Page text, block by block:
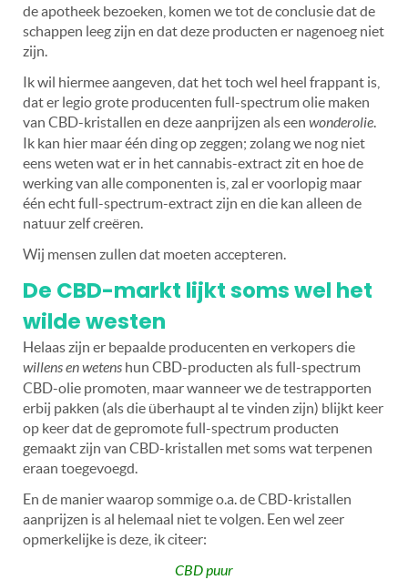
de apotheek bezoeken, komen we tot de conclusie dat de
schappen leeg zijn en dat deze producten er nagenoeg niet
zijn.
Ik wil hiermee aangeven, dat het toch wel heel frappant is,
dat er legio grote producenten full-spectrum olie maken
van CBD-kristallen en deze aanprijzen als een wonderolie.
Ik kan hier maar één ding op zeggen; zolang we nog niet
eens weten wat er in het cannabis-extract zit en hoe de
werking van alle componenten is, zal er voorlopig maar
één echtfull-spectrum-extract zijn en die kan alleen de
natuur zelf creëren.
Wij mensen zullen dat moeten accepteren.
De CBD-markt lijkt soms wel het
wilde westen
Helaas zijn er bepaalde producenten en verkopers die
willens en wetens hun CBD-producten als full-spectrum
CBD-olie promoten, maar wanneer we de testrapporten
erbij pakken (als die überhaupt al te vinden zijn) blijkt keer
op keer dat de gepromote full-spectrum producten
gemaakt zijn van CBD-kristallen met soms wat terpenen
eraan toegevoegd.
En de manier waarop sommige o.a. de CBD-kristallen
aanprijzen is al helemaal niet te volgen. Een wel zeer
opmerkelijke is deze, ik citeer:
CBD puur